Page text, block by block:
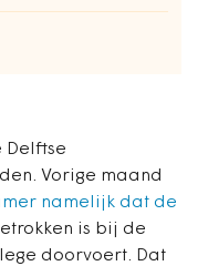
Delftse
Vorige maand
namelijk dat de
is bij de
doorvoert. Dat